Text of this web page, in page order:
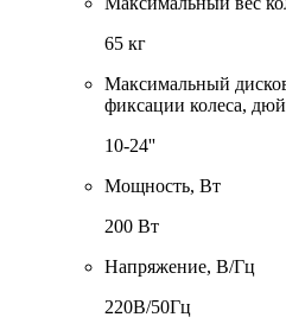
65 кг
Максимальный
фиксации колеса,
10-24''
Мощность, Вт
200 Вт
Напряжение, В/Гц
220В/50Гц